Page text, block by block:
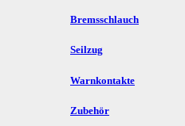
Bremsschlauch
Seilzug
Warnkontakte
Zubehör